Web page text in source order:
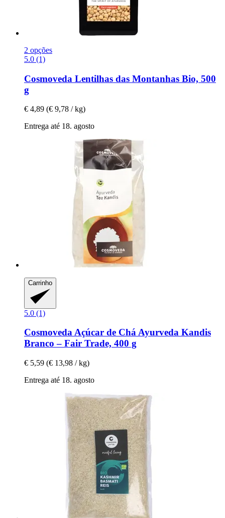
2 opções
5.0 (1)
Cosmoveda Lentilhas das Montanhas Bio, 500
g
€ 4,89 (€ 9,78 / kg)
Entrega até 18. agosto
Carrinho
5.0 (1)
CosmovedaAçúcar de Chá Ayurveda Kandis
Branco – Fair Trade, 400 g
€ 5,59 (€ 13,98 / kg)
Entrega até 18. agosto